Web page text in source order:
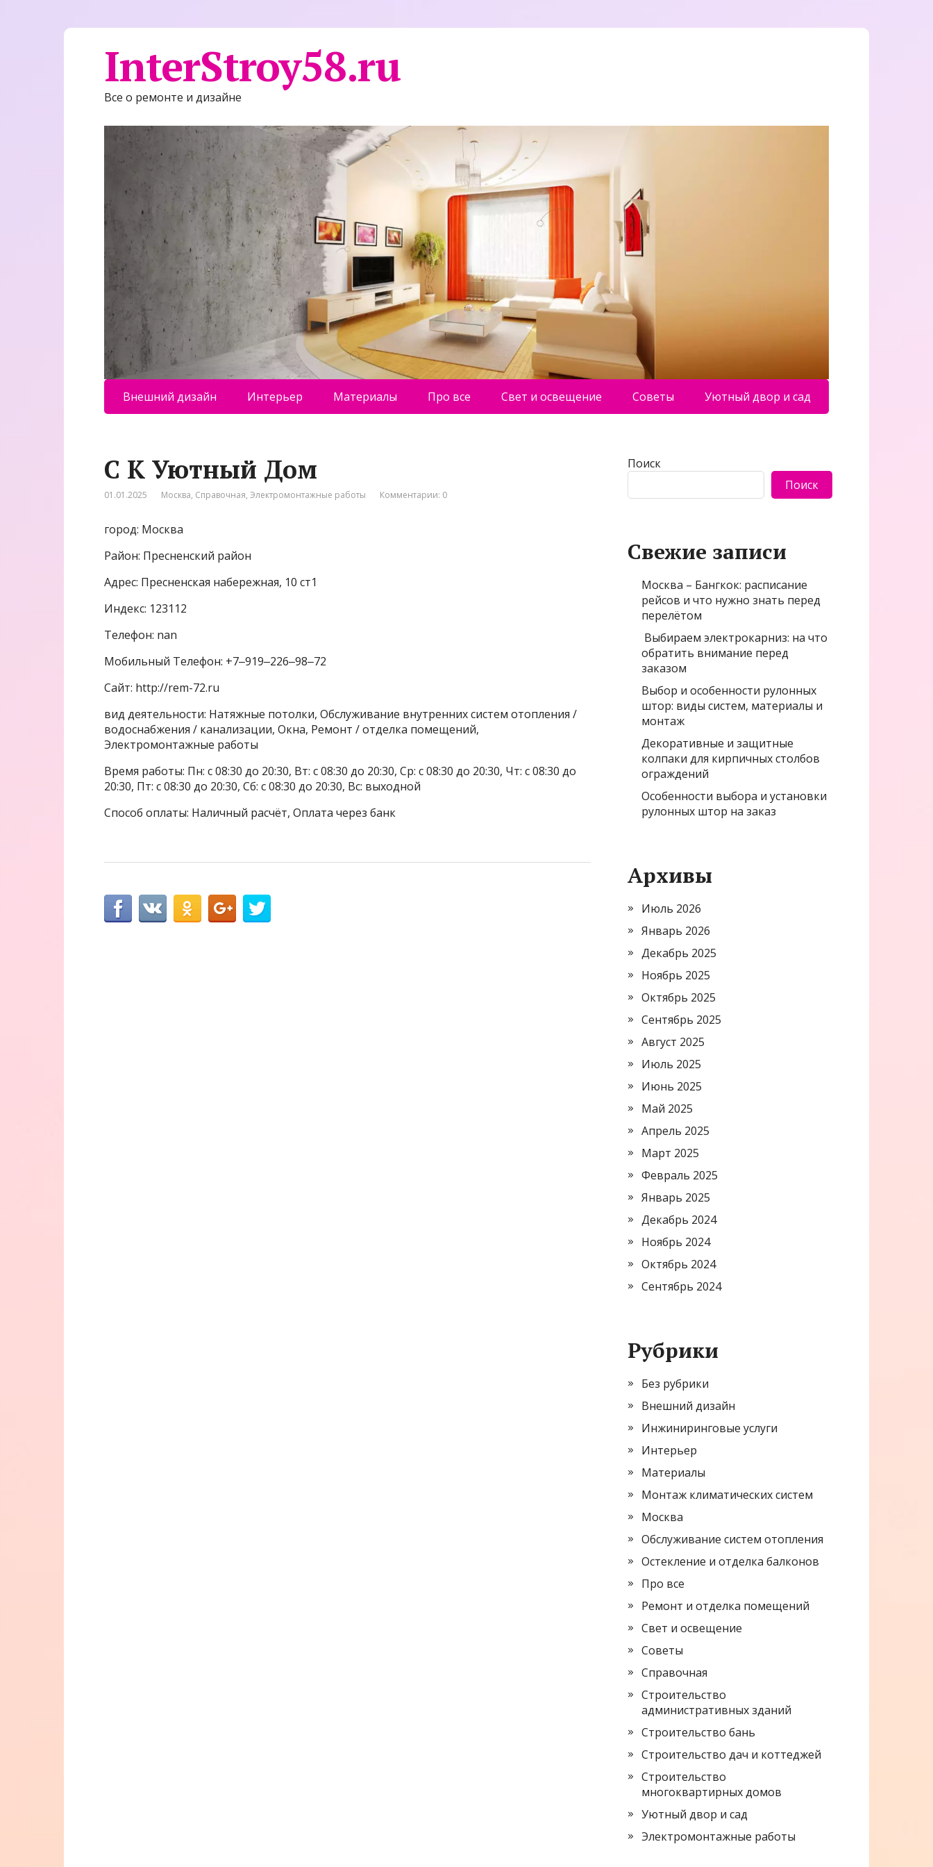
InterStroy58.ru
Все о ремонте и дизайне
Внешний дизайн Интерьер Материалы Про все Свет и освещение Советы Уютный двор и сад
С К Уютный Дом
01.01.2025 Москва, Справочная, Электромонтажные работы Комментарии: 0
город: Москва
Район: Пресненский район
Адрес: Пресненская набережная, 10 ст1
Индекс: 123112
Телефон: nan
Мобильный Телефон: +7‒919‒226‒98‒72
Сайт: http://rem-72.ru
вид деятельности: Натяжные потолки, Обслуживание внутренних систем отопления /
водоснабжения / канализации, Окна, Ремонт / отделка помещений,
Электромонтажные работы
Время работы: Пн: с 08:30 до 20:30, Вт: с 08:30 до 20:30, Ср: с 08:30 до 20:30, Чт: с 08:30 до
20:30, Пт: с 08:30 до 20:30, Сб: с 08:30 до 20:30, Вс: выходной
Способ оплаты: Наличный расчёт, Оплата через банк
Поиск
Поиск
Свежие записи
Москва – Бангкок: расписание
рейсов и что нужно знать перед
перелётом
Выбираем электрокарниз: на что
обратить внимание перед
заказом
Выбор и особенности рулонных
штор: виды систем, материалы и
монтаж
Декоративные и защитные
колпаки для кирпичных столбов
ограждений
Особенности выбора и установки
рулонных штор на заказ
Архивы
Июль 2026
Январь 2026
Декабрь 2025
Ноябрь 2025
Октябрь 2025
Сентябрь 2025
Август 2025
Июль 2025
Июнь 2025
Май 2025
Апрель 2025
Март 2025
Февраль 2025
Январь 2025
Декабрь 2024
Ноябрь 2024
Октябрь 2024
Сентябрь 2024
Рубрики
Без рубрики
Внешний дизайн
Инжиниринговые услуги
Интерьер
Материалы
Монтаж климатических систем
Москва
Обслуживание систем отопления
Остекление и отделка балконов
Про все
Ремонт и отделка помещений
Свет и освещение
Советы
Справочная
Строительство
административных зданий
Строительство бань
Строительство дач и коттеджей
Строительство
многоквартирных домов
Уютный двор и сад
Электромонтажные работы